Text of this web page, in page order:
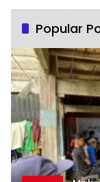
Popular